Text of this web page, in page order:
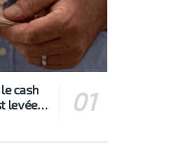
cash
levée…